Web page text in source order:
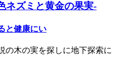
ネズミと黄金の果実-
と健康にい
の木の実を探しに地下探索に